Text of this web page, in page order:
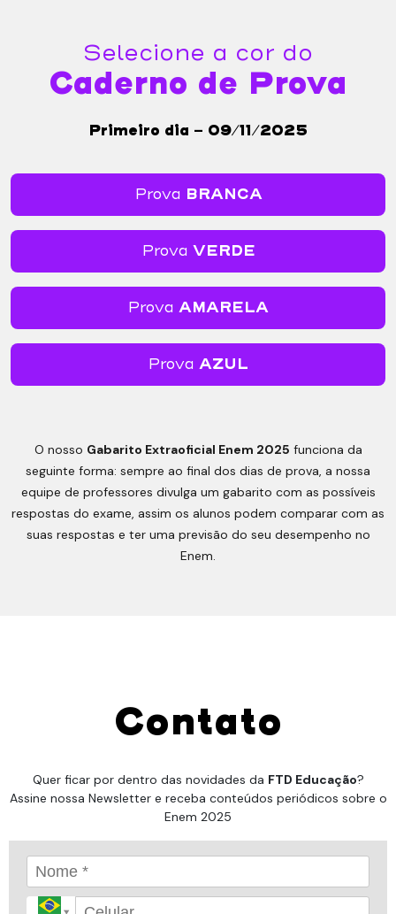
Selecione a cor do
Caderno de Prova
Primeiro dia - 09/11/2025
Prova BRANCA
Prova VERDE
Prova AMARELA
Prova AZUL
O nosso Gabarito Extraoficial Enem 2025 funciona da
seguinte forma: sempre ao final dos dias de prova, a nossa
equipe de professores divulga um gabarito com as possíveis
respostas do exame, assim os alunos podem comparar com as
suas respostas e ter uma previsão do seu desempenho no
Enem.
Contato
Quer ficar por dentro das novidades da FTD Educação?
Assine nossa Newsletter e receba conteúdos periódicos sobre o
Enem 2025